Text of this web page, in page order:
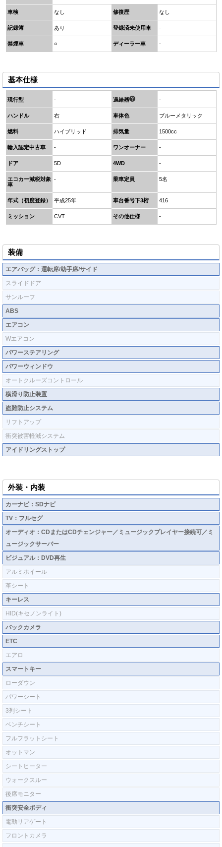
車検 なし 修復歴 なし
記録簿 あり 登録済未使用車 -
禁煙車 ○ ディーラー車 -
基本仕様
現行型 - 過給器 -
ハンドル 右 車体色 ブルーメタリック
燃料 ハイブリッド 排気量 1500cc
輸入認定中古車 - ワンオーナー -
ドア 5D 4WD -
エコカー減税対象
車
- 乗車定員 5名
年式（初度登録） 平成25年 車台番号下3桁 416
ミッション CVT その他仕様 -
装備
エアバッグ：運転席/助手席/サイド
スライドドア
サンルーフ
ABS
エアコン
Wエアコン
パワーステアリング
パワーウィンドウ
オートクルーズコントロール
横滑り防止装置
盗難防止システム
リフトアップ
衝突被害軽減システム
アイドリングストップ
外装・内装
カーナビ：SDナビ
TV：フルセグ
オーディオ：CDまたはCDチェンジャー／ミュージックプレイヤー接続可／ミ
ュージックサーバー
ビジュアル：DVD再生
アルミホイール
革シート
キーレス
HID(キセノンライト)
バックカメラ
ETC
エアロ
スマートキー
ローダウン
パワーシート
3列シート
ベンチシート
フルフラットシート
オットマン
シートヒーター
ウォークスルー
後席モニター
衝突安全ボディ
電動リアゲート
フロントカメラ